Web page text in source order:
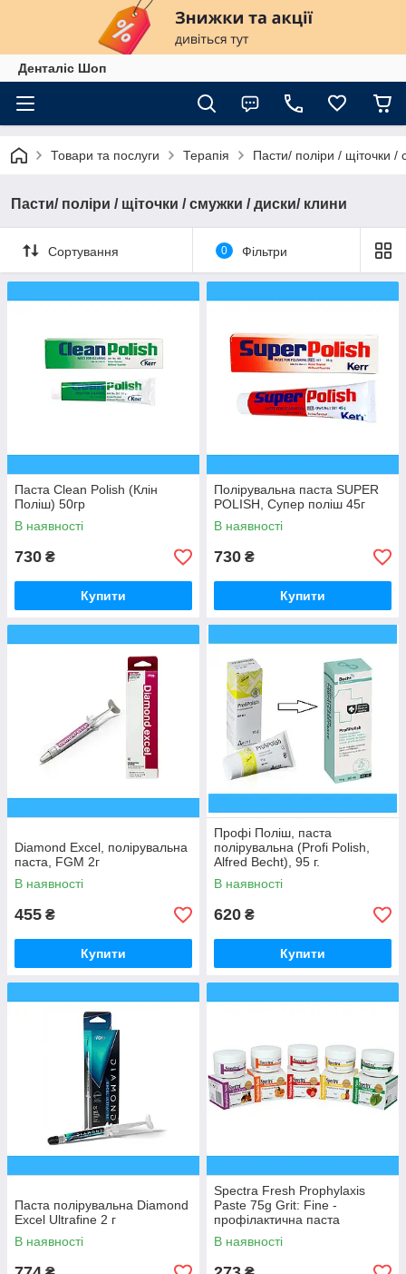
Денталіс Шоп
Товари та послуги Терапія Пасти/ поліри / щіточки /
Пасти/ поліри / щіточки / смужки / диски/ клини
Сортування 0 Фільтри
Паста Clean Polish (Клін
Поліш) 50гр
В наявності
730 ₴
Купити
Полірувальна паста SUPER
POLISH, Супер поліш 45г
В наявності
730 ₴
Купити
Diamond Excel, полірувальна
паста, FGM 2г
В наявності
455 ₴
Купити
Профі Поліш, паста
полірувальна (Profi Polish,
Alfred Becht), 95 г.
В наявності
620 ₴
Купити
Паста полірувальна Diamond
Excel Ultrafine 2 г
В наявності
Spectra Fresh Prophylaxis
Paste 75g Grit: Fine -
профілактична паста
Полуниця
В наявності